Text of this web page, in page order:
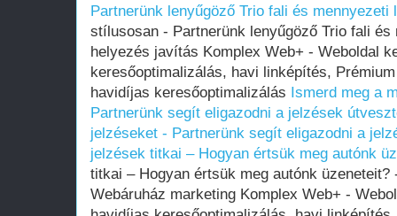
Partnerünk lenyűgöző Trio fali és mennyezeti
stílusosan - Partnerünk lenyűgöző Trio fali és
helyezés javítás Komplex Web+ - Weboldal
keresőoptimalizálás, havi linképítés,
havidíjas keresőoptimalizálás Ismerd meg a
Partnerünk segít eligazodni a jelzések
jelzéseket - Partnerünk segít eligazodni a
jelzések titkai – Hogyan értsük meg autónk
titkai – Hogyan értsük meg autónk
Webáruház marketing Komplex Web+ -